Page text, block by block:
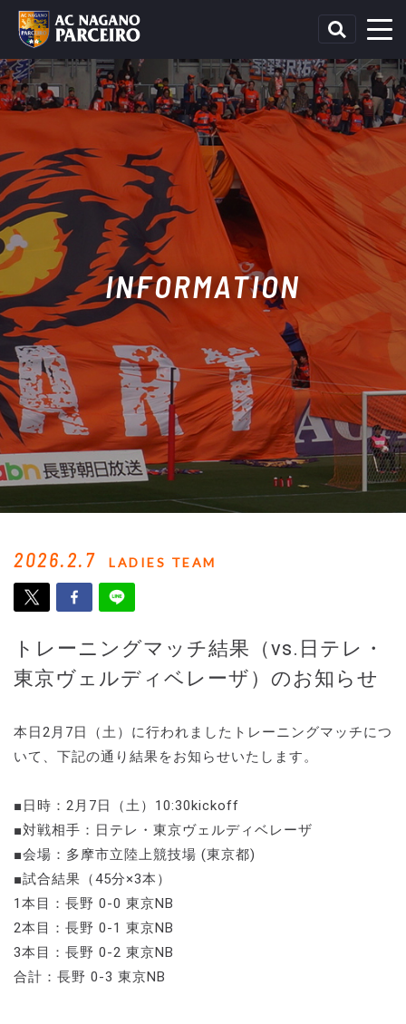
INFORMATION
2026.2.7 LADIES TEAM
トレーニングマッチ結果（vs.日テレ・
東京ヴェルディベレーザ）のお知らせ
本日2月7日（土）に行われましたトレーニングマッチにつ
いて、下記の通り結果をお知らせいたします。
■日時：2月7日（土）10:30kickoff
■対戦相手：日テレ・東京ヴェルディベレーザ
■会場：多摩市立陸上競技場 (東京都)
■試合結果（45分×3本）
1本目：長野 0-0 東京NB
2本目：長野 0-1 東京NB
3本目：長野 0-2 東京NB
合計：長野 0-3 東京NB